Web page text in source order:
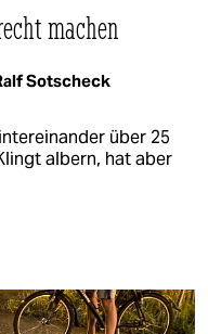
machen
Sotscheck
über 25
albern, hat aber